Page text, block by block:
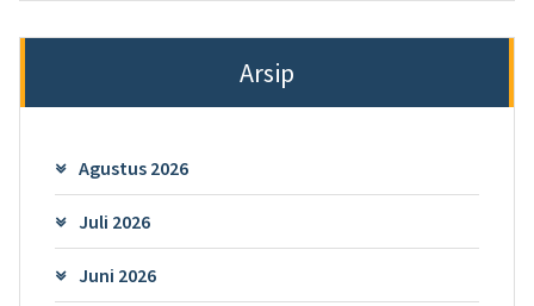
Arsip
Agustus 2026
Juli 2026
Juni 2026